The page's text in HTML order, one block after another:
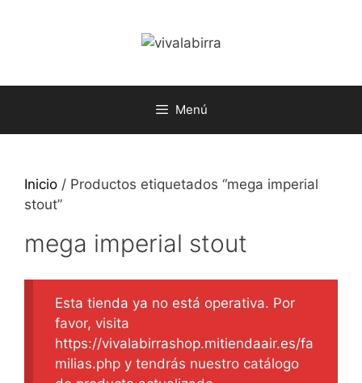
Menú
Inicio / Productos etiquetados “mega imperial
stout”
mega imperial stout
Esta tienda ya no está operativa. Por
favor, visita
https://vivalabirrashop.mitiendaair.es/fa
milias.php y tendrás nuestro catálogo